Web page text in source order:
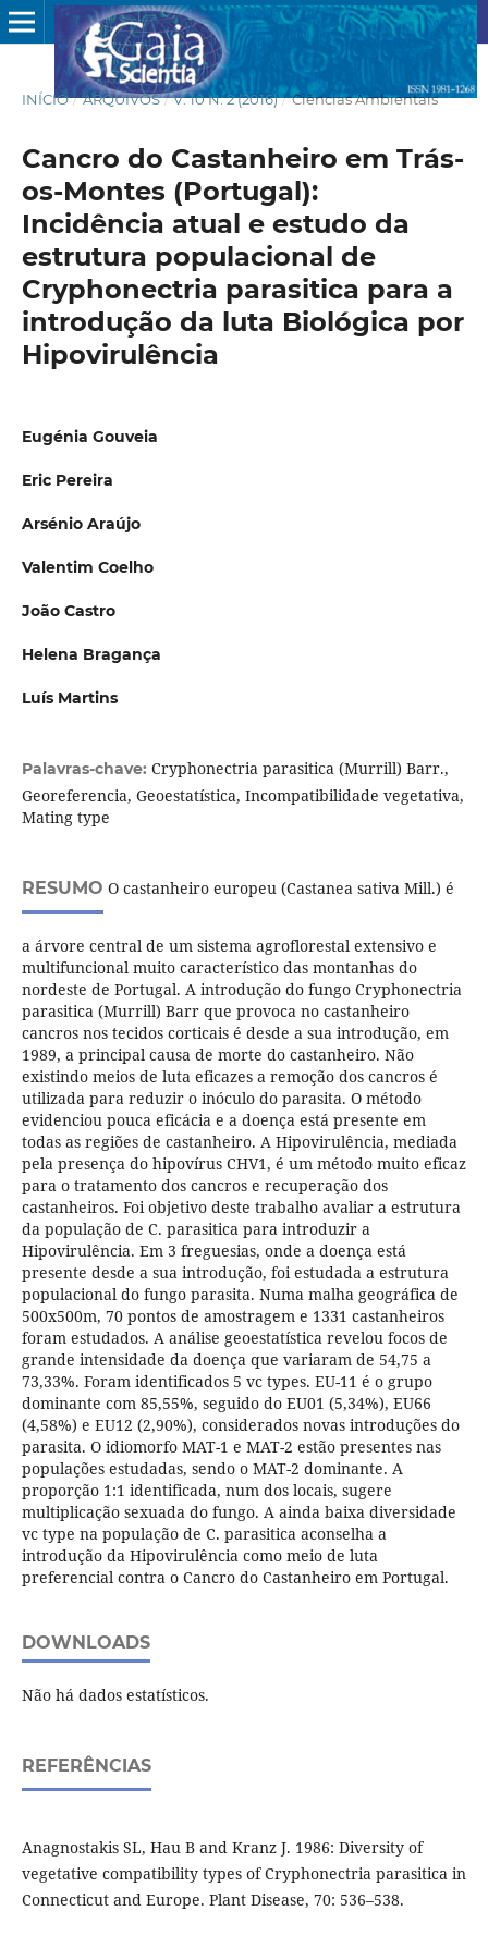
INÍCIO / ARQUIVOS / V. 10 N. 2 (2016) / Ciências Ambientais
Cancro do Castanheiro em Trás-
os-Montes (Portugal):
Incidência atual e estudo da
estrutura populacional de
Cryphonectria parasitica para a
introdução da luta Biológica por
Hipovirulência
Eugénia Gouveia
Eric Pereira
Arsénio Araújo
Valentim Coelho
João Castro
Helena Bragança
Luís Martins
Palavras-chave: Cryphonectria parasitica (Murrill) Barr.,
Georeferencia, Geoestatística, Incompatibilidade vegetativa,
Mating type
RESUMO O castanheiro europeu (Castanea sativa Mill.) é
a árvore central de um sistema agroflorestal extensivo e
multifuncional muito característico das montanhas do
nordeste de Portugal. A introdução do fungo Cryphonectria
parasitica (Murrill) Barr que provoca no castanheiro
cancros nos tecidos corticais é desde a sua introdução, em
1989, a principal causa de morte do castanheiro. Não
existindo meios de luta eficazes a remoção dos cancros é
utilizada para reduzir o inóculo do parasita. O método
evidenciou pouca eficácia e a doença está presente em
todas as regiões de castanheiro. A Hipovirulência, mediada
pela presença do hipovírus CHV1, é um método muito eficaz
para o tratamento dos cancros e recuperação dos
castanheiros. Foi objetivo deste trabalho avaliar a estrutura
da população de C. parasitica para introduzir a
Hipovirulência. Em 3 freguesias, onde a doença está
presente desde a sua introdução, foi estudada a estrutura
populacional do fungo parasita. Numa malha geográfica de
500x500m, 70 pontos de amostragem e 1331 castanheiros
foram estudados. A análise geoestatística revelou focos de
grande intensidade da doença que variaram de 54,75 a
73,33%. Foram identificados 5 vc types. EU-11 é o grupo
dominante com 85,55%, seguido do EU01 (5,34%), EU66
(4,58%) e EU12 (2,90%), considerados novas introduções do
parasita. O idiomorfo MAT-1 e MAT-2 estão presentes nas
populações estudadas, sendo o MAT-2 dominante. A
proporção 1:1 identificada, num dos locais, sugere
multiplicação sexuada do fungo. A ainda baixa diversidade
vc type na população de C. parasitica aconselha a
introdução da Hipovirulência como meio de luta
preferencial contra o Cancro do Castanheiro em Portugal.
DOWNLOADS
Não há dados estatísticos.
REFERÊNCIAS
Anagnostakis SL, Hau B and Kranz J. 1986: Diversity of
vegetative compatibility types of Cryphonectria parasitica in
Connecticut and Europe. Plant Disease, 70: 536–538.